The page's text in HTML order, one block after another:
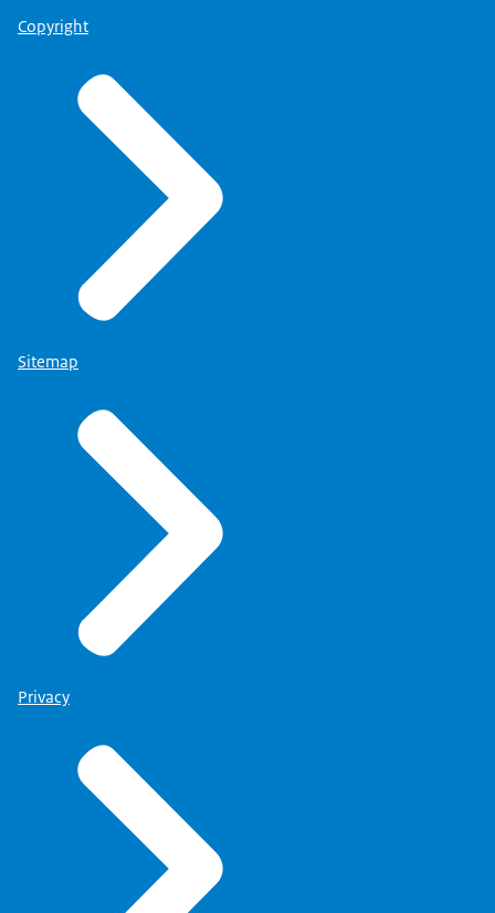
Copyright
Sitemap
Privacy